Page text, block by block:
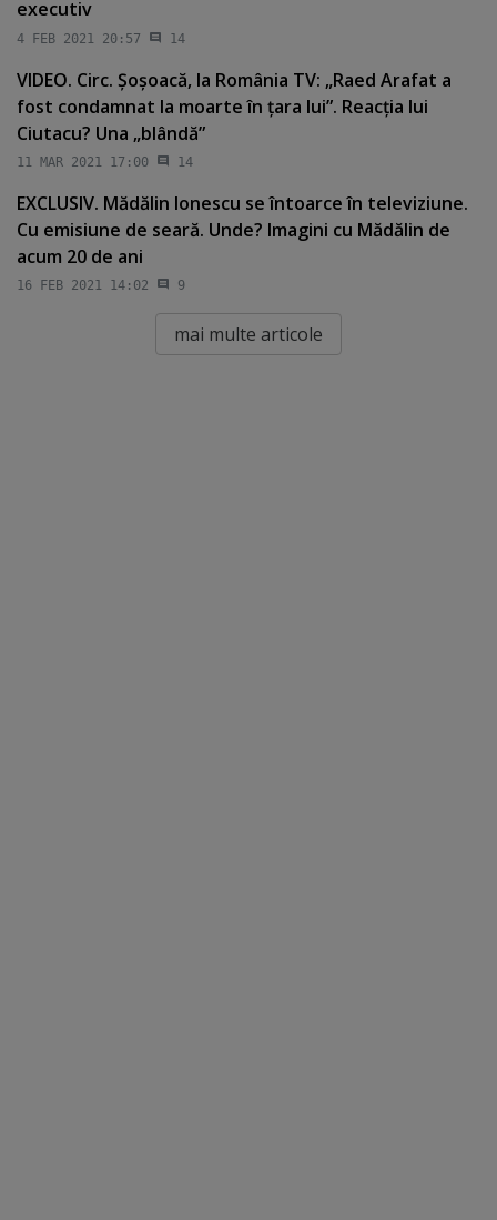
executiv
4 FEB 2021 20:57 14
VIDEO. Circ. Şoşoacă, la România TV: „Raed Arafat a
fost condamnat la moarte în ţara lui”. Reacţia lui
Ciutacu? Una „blândă”
11 MAR 2021 17:00 14
EXCLUSIV. Mădălin Ionescu se întoarce în televiziune.
Cu emisiune de seară. Unde? Imagini cu Mădălin de
acum 20 de ani
16 FEB 2021 14:02 9
mai multe articole